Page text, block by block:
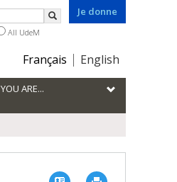
Je donne
Choix
la
langue
Français English
Search
All UdeM
YOU ARE...
Vcard